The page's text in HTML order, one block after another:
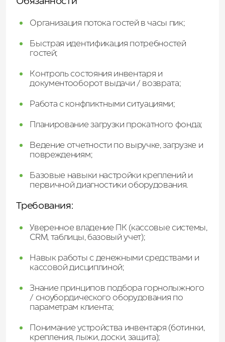
Организация потока гостей в часы пик;
Быстрая идентификация потребностей
гостей;
Контроль состояния инвентаря и
документооборот выдачи / возврата;
Работа с конфликтными ситуациями;
Планирование загрузки прокатного фонда;
Ведение отчетности по выручке, загрузке и
повреждениям;
Базовые навыки настройки креплений и
первичной диагностики оборудования.​​​​​​​​​​​​​​
Требования:
Уверенное владение ПК (кассовые системы,
CRM, таблицы, базовый учет);
Навык работы с денежными средствами и
кассовой дисциплиной;
Знание принципов подбора горнолыжного
/ сноубордического оборудования по
параметрам клиента;
Понимание устройства инвентаря (ботинки,
крепления, лыжи, доски, защита);